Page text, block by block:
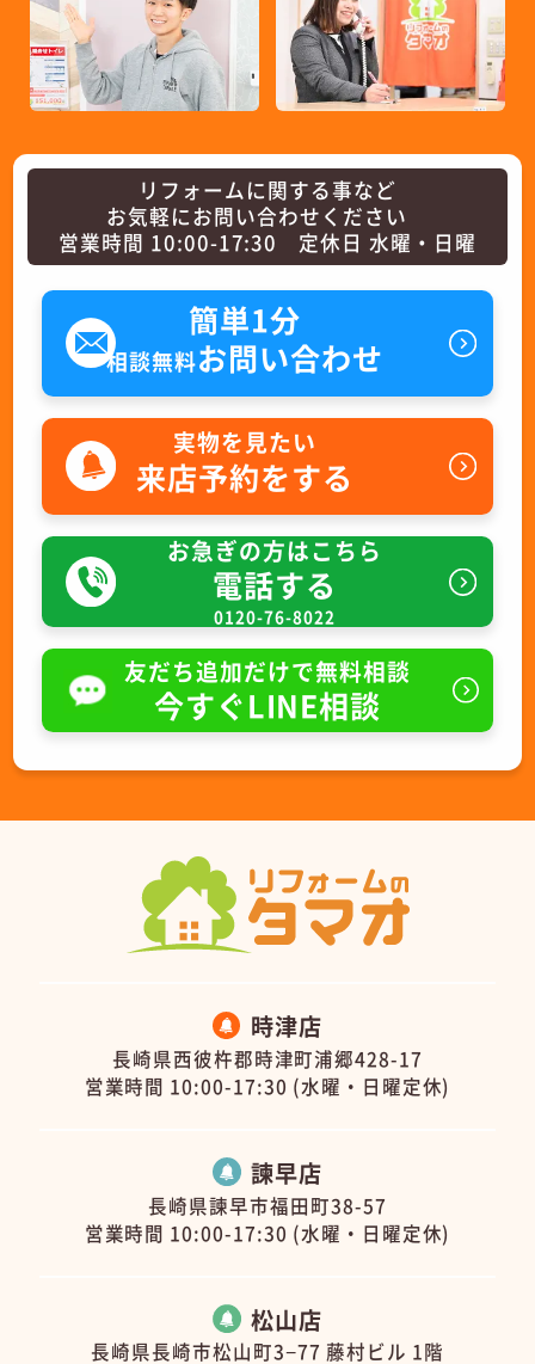
リフォームに関する事など
お気軽にお問い合わせください
営業時間 10:00-17:30 定休日 水曜・日曜
簡単1分
相談無料お問い合わせ
実物を見たい
来店予約をする
お急ぎの方はこちら
電話する
0120-76-8022
友だち追加だけで無料相談
今すぐLINE相談
時津店
長崎県西彼杵郡時津町浦郷428-17
営業時間 10:00-17:30 (水曜・日曜定休)
諫早店
長崎県諫早市福田町38-57
営業時間 10:00-17:30 (水曜・日曜定休)
松山店
長崎県長崎市松山町3−77 藤村ビル 1階